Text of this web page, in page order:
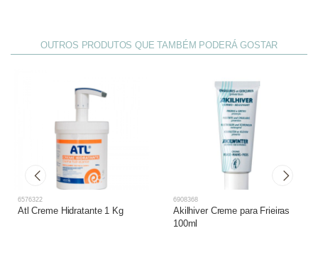
OUTROS PRODUTOS QUE TAMBÉM PODERÁ GOSTAR
6576322
Atl Creme Hidratante 1 Kg
6908368
Akilhiver Creme para Frieiras
100ml